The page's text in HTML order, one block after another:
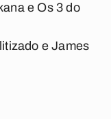
e Os 3 do
e James